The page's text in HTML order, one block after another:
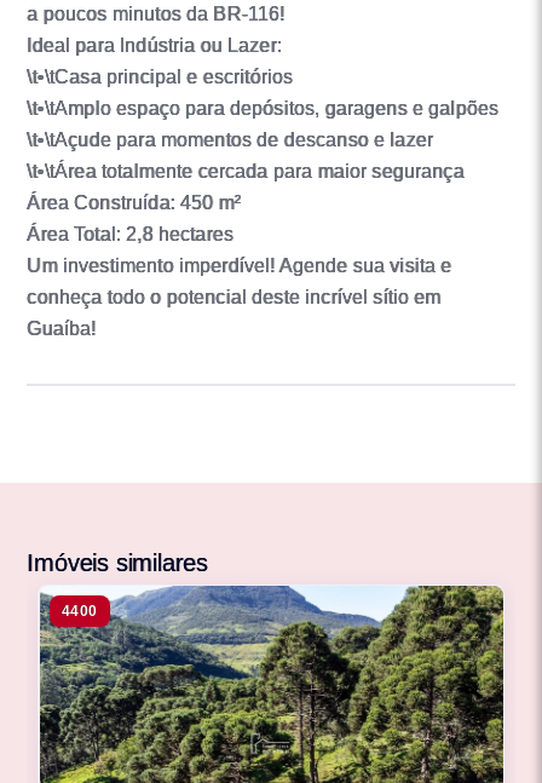
a poucos minutos da BR-116!
Ideal para Indústria ou Lazer:
\t•\tCasa principal e escritórios
\t•\tAmplo espaço para depósitos, garagens e galpões
\t•\tAçude para momentos de descanso e lazer
\t•\tÁrea totalmente cercada para maior segurança
Área Construída: 450 m²
Área Total: 2,8 hectares
Um investimento imperdível! Agende sua visita e
conheça todo o potencial deste incrível sítio em
Guaíba!
Imóveis similares
4400